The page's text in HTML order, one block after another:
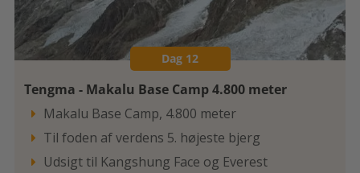
Dag 12
Tengma - Makalu Base Camp 4.800 meter
 Makalu Base Camp, 4.800 meter
 Til foden af verdens 5. højeste bjerg
 Udsigt til Kangshung Face og Everest